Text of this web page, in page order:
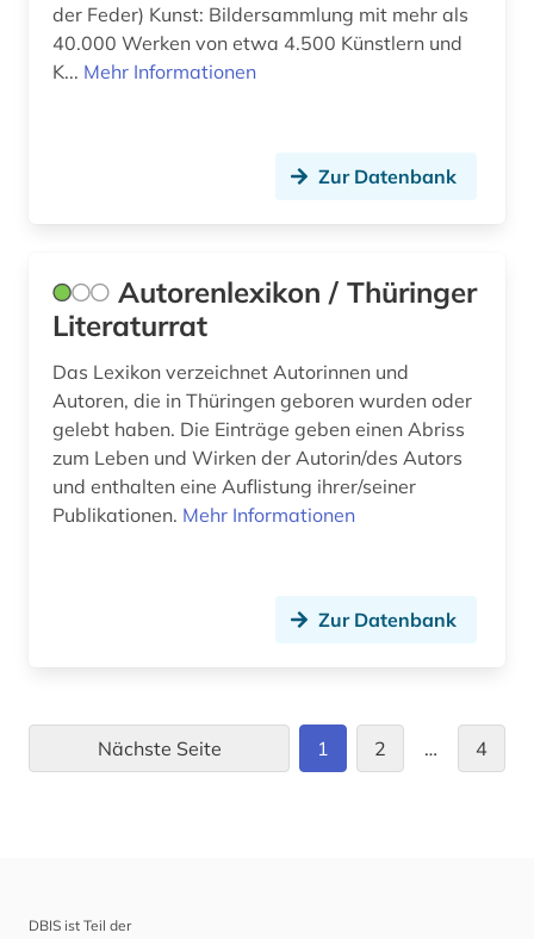
der Feder) Kunst: Bildersammlung mit mehr als
40.000 Werken von etwa 4.500 Künstlern und
K... Mehr Informationen
Zur Datenbank
Autorenlexikon / Thüringer
Literaturrat
Das Lexikon verzeichnet Autorinnen und
Autoren, die in Thüringen geboren wurden oder
gelebt haben. Die Einträge geben einen Abriss
zum Leben und Wirken der Autorin/des Autors
und enthalten eine Auflistung ihrer/seiner
Publikationen. Mehr Informationen
Zur Datenbank
Nächste Seite 1 2 … 4
DBIS ist Teil der